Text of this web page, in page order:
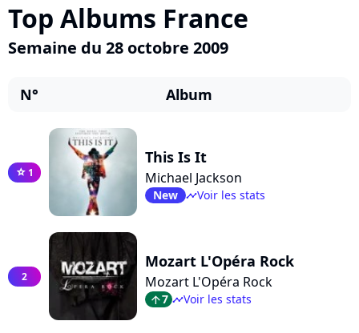
Top Albums France
Semaine du 28 octobre 2009
N° Album
star 1
This Is It
Michael Jackson
New timelineVoir les stats
2
Mozart L'Opéra Rock
Mozart L'Opéra Rock
arrow_top7 timelineVoir les stats